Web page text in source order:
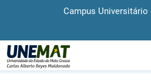
Campus Universitário
Página Inicial